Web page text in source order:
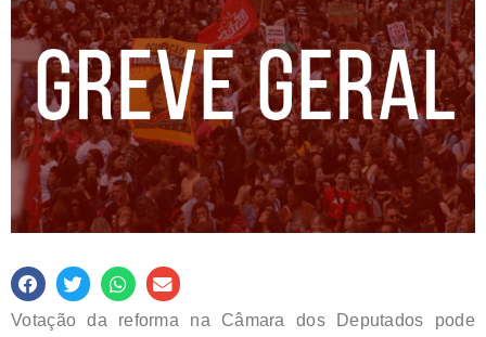
Votação da reforma na Câmara dos Deputados pode